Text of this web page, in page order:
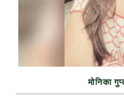
मोनिका